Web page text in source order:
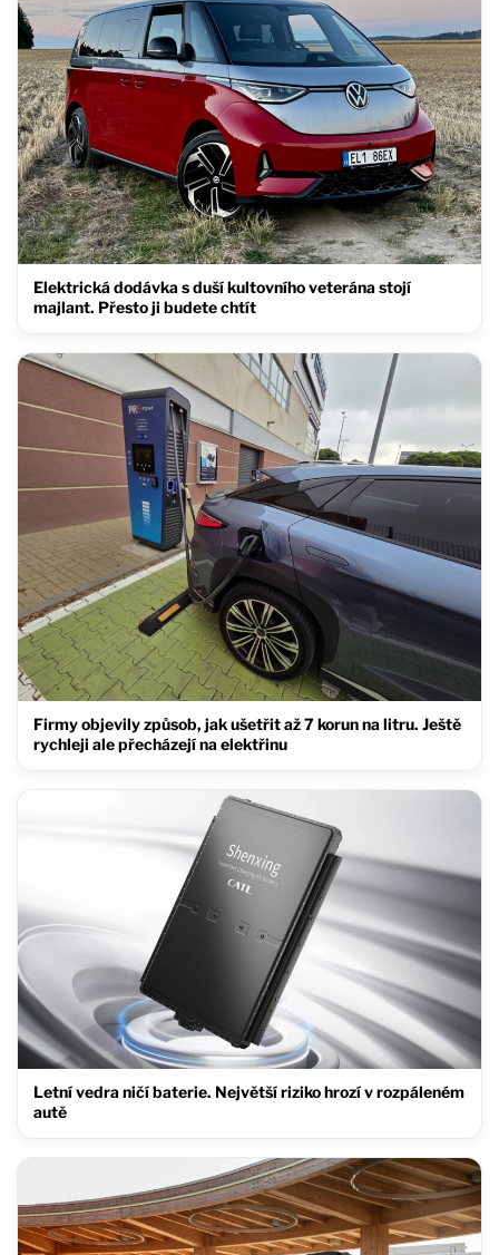
Elektrická dodávka s duší kultovního veterána stojí
majlant. Přesto ji budete chtít
Firmy objevily způsob, jak ušetřit až 7 korun na litru. Ještě
rychleji ale přecházejí na elektřinu
Letní vedra ničí baterie. Největší riziko hrozí v rozpáleném
autě